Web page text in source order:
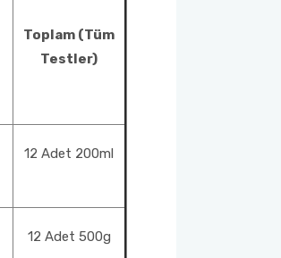
Toplam (Tüm
Testler)
12 Adet 200ml
12 Adet 500g